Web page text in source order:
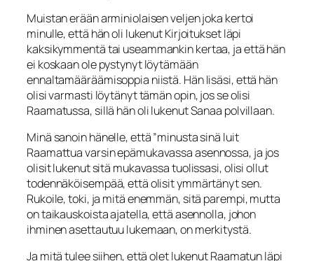
Muistan erään arminiolaisen veljen joka kertoi
minulle, että hän oli lukenut Kirjoi­tukset läpi
kaksikymmentä tai useammankin kertaa, ja että hän
ei koskaan ole pys­tynyt löytämään
ennaltamääräämisoppia niistä. Hän lisäsi, että hän
olisi varmasti löytänyt tämän opin, jos se olisi
Raamatussa, sillä hän oli lukenut Sanaa polvillaan.
Minä sanoin hänelle, että ”minusta sinä luit
Raamattua varsin epämukavassa asen­nossa, ja jos
olisit lukenut sitä mukavassa tuolissasi, olisi ollut
todennäköisempää, että olisit ymmärtänyt sen.
Rukoile, toki, ja mitä enemmän, sitä parempi, mutta
on taikauskoista ajatella, että asennolla, johon
ihminen asettautuu lukemaan, on merki­tystä.
Ja mitä tulee siihen, että olet lukenut Raamatun läpi